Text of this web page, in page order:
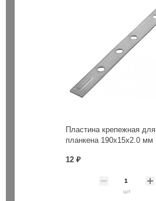
Пластина крепежная для
планкена 190х15х2.0 мм
12 ₽
шт